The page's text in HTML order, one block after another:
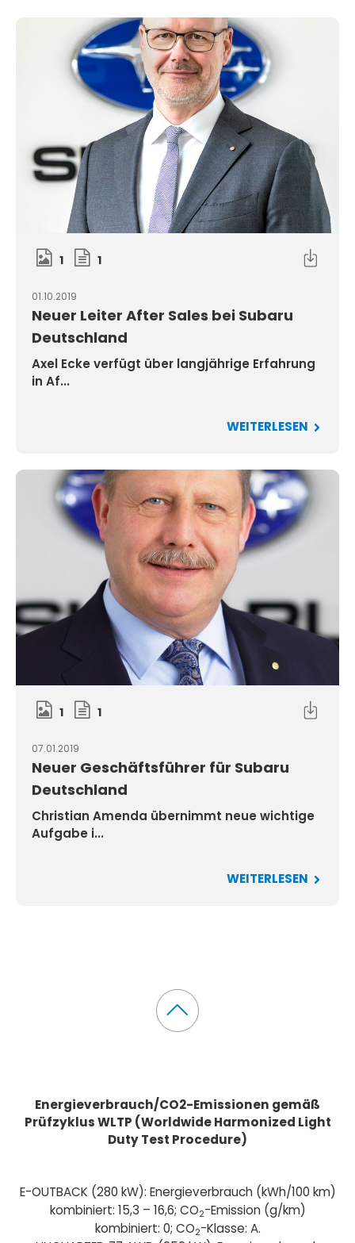
1 1
01.10.2019
Neuer Leiter After Sales bei Subaru
Deutschland
Axel Ecke verfügt über langjährige Erfahrung
in Af...
WEITERLESEN
1 1
07.01.2019
Neuer Geschäftsführer für Subaru
Deutschland
Christian Amenda übernimmt neue wichtige
Aufgabe i...
WEITERLESEN
Energieverbrauch/CO2-Emissionen gemäß
Prüfzyklus WLTP (Worldwide Harmonized Light
Duty Test Procedure)
E-OUTBACK (280 kW): Energieverbrauch (kWh/100 km)
kombiniert: 15,3 – 16,6; CO2-Emission (g/km)
kombiniert: 0; CO2-Klasse: A.